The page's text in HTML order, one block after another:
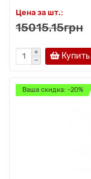
Цена за шт.:
15015.15грн
Купить
Ваша скидка: -20%